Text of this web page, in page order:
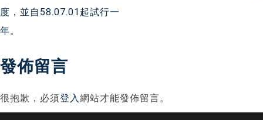
導
度，並自58.07.01起試行一
年。
發佈留言
很抱歉，必須登入網站才能發佈留言。